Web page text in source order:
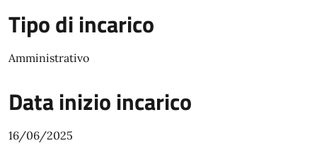
Tipo di incarico
Amministrativo
Data inizio incarico
16/06/2025